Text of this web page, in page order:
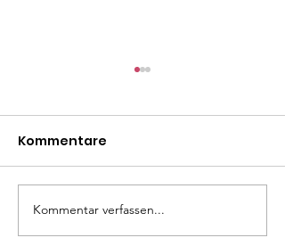
Kommentare
Kommentar verfassen...